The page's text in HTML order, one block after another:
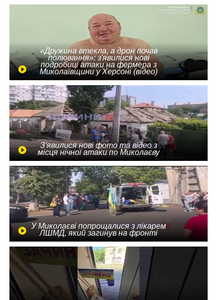
«Дружина втекла, а дрон почав
полювання»: з'явилися нові
подробиці атаки на фермера з
Миколаївщини у Херсоні (відео)
З'явилися нові фото та відео з
місця нічної атаки по Миколаєву
У Миколаєві попрощалися з лікарем
ЛШМД, який загинув на фронті